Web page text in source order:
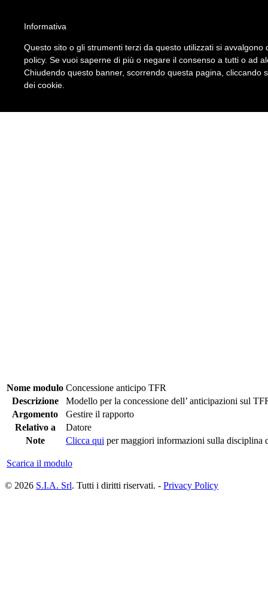
Per un corretto utilizzo del sito è necessario attivare gli script nel
Leggi qui le istruzioni su come fare.
S.I.A. Srl
Seguici su
Nome modulo Concessione anticipo TFR
Descrizione
Modello per la concessione dell’ anticipazioni sul
Argomento
Gestire il rapporto
Relativo a
Datore
Note
Clicca qui per maggiori informazioni sulla disciplina
Scarica il modulo
© 2026 S.I.A. Srl. Tutti i diritti riservati. - Privacy Policy
Informativa
Questo sito o gli strumenti terzi da questo utilizzati si
policy. Se vuoi saperne di più o negare il consenso a tutti o ad
Chiudendo questo banner, scorrendo questa pagina, cliccando
dei cookie.